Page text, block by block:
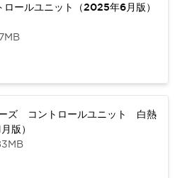
ールユニット（2025年6月版）
ズ コントロールユニット 白熱
版）